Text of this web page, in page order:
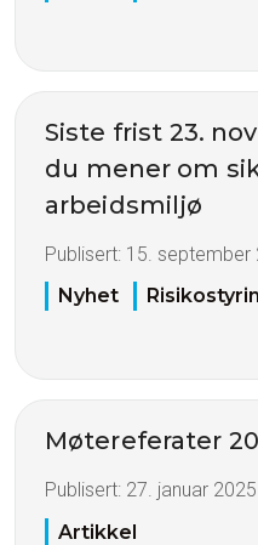
Siste frist 23.
du mener om
arbeidsmiljø
Publisert: 15. september
Nyhet
Møtereferater
Publisert: 27. januar 2025
Artikkel